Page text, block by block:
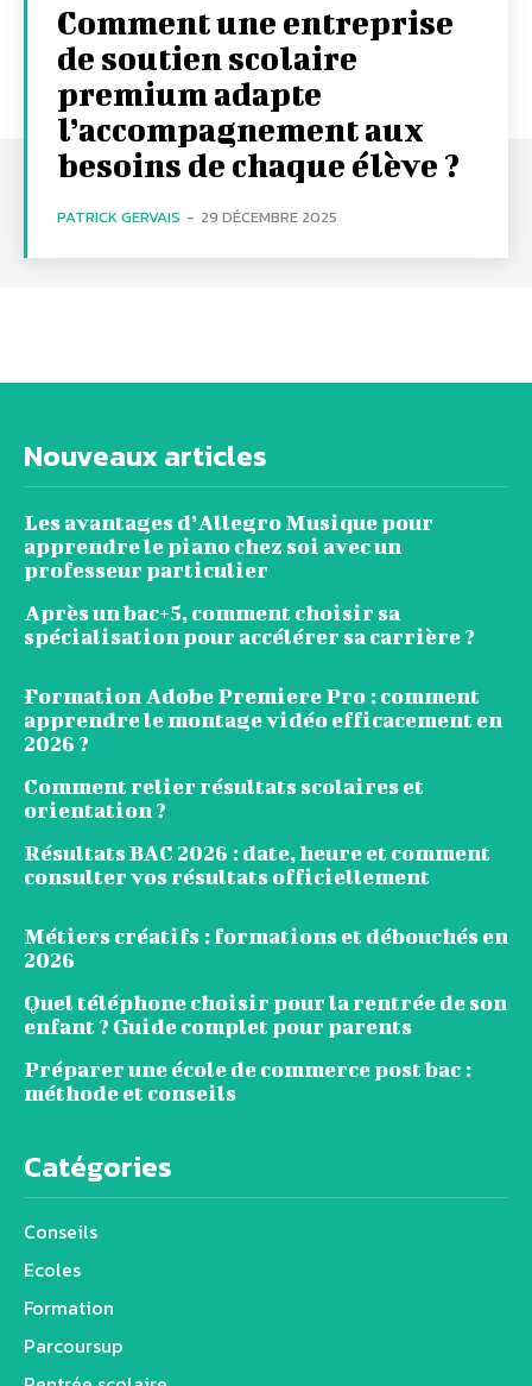
Comment une entreprise
de soutien scolaire
premium adapte
l’accompagnement aux
besoins de chaque élève ?
PATRICK GERVAIS - 29 DÉCEMBRE 2025
Nouveaux articles
Les avantages d’Allegro Musique pour
apprendre le piano chez soi avec un
professeur particulier
Après un bac+5, comment choisir sa
spécialisation pour accélérer sa carrière ?
Formation Adobe Premiere Pro : comment
apprendre le montage vidéo efficacement en
2026 ?
Comment relier résultats scolaires et
orientation ?
Résultats BAC 2026 : date, heure et comment
consulter vos résultats officiellement
Métiers créatifs : formations et débouchés en
2026
Quel téléphone choisir pour la rentrée de son
enfant ? Guide complet pour parents
Préparer une école de commerce post bac :
méthode et conseils
Catégories
Conseils
Ecoles
Formation
Parcoursup